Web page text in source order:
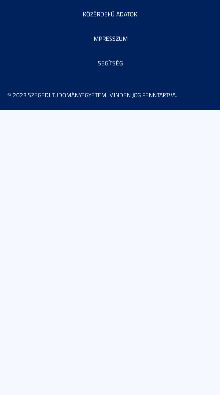
© 2023 SZEGEDI TUDOMÁNYEGYETEM. MINDEN JOG FENNTARTVA.
KÖZÉRDEKŰ ADATOK
IMPRESSZUM
SEGÍTSÉG